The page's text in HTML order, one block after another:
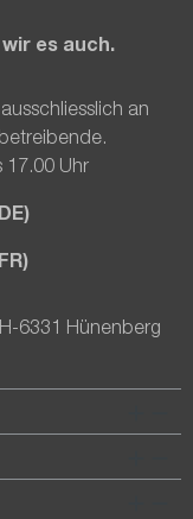
es auch.
an
17.00 Uhr
6331 Hünenberg